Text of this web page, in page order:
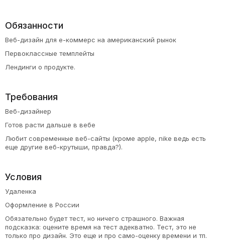
Обязанности
Веб-дизайн для е-коммерс на американский рынок
Первоклассные темплейты
Лендинги о продукте.
Требования
Веб-дизайнер
Готов расти дальше в вебе
Любит современные веб-сайты (кроме apple, nike ведь есть
еще другие веб-крутыши, правда?).
Условия
Удаленка
Оформление в России
Обязательно будет тест, но ничего страшного. Важная
подсказка: оцените время на тест адекватно. Тест, это не
только про дизайн. Это еще и про само-оценку времени и тп.